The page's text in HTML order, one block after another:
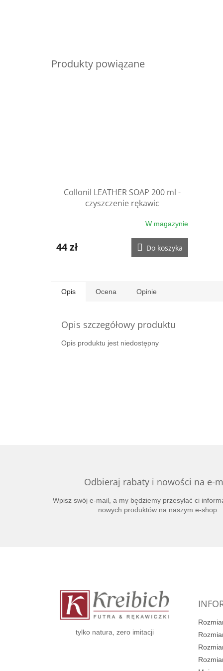
Produkty powiązane
Collonil LEATHER SOAP 200 ml -
czyszczenie rękawic
W magazynie
44 zł Do koszyka
Opis Ocena Opinie
Opis szczegółowy produktu
Opis produktu jest niedostępny
Odbieraj rabaty i nowości na e-
Wpisz swój e-mail, a my będziemy przesyłać ci
nowych produktów na naszym e-shop.
tylko natura, zero imitacji